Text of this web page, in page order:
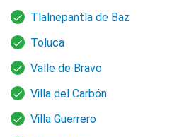
Tlalnepantla de Baz
Toluca
Valle de Bravo
Villa del Carbón
Villa Guerrero